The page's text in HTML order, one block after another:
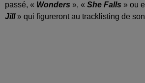
passé, « Wonders », « She Falls » ou
Jill» qui figureront au tracklisting de